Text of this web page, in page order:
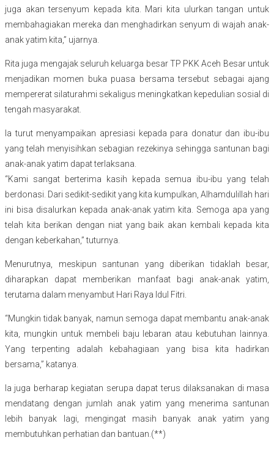
juga akan tersenyum kepada kita. Mari kita ulurkan tangan untuk
membahagiakan mereka dan menghadirkan senyum di wajah anak-
anak yatim kita,” ujarnya.
Rita juga mengajak seluruh keluarga besar TP PKK Aceh Besar untuk
menjadikan momen buka puasa bersama tersebut sebagai ajang
mempererat silaturahmi sekaligus meningkatkan kepedulian sosial di
tengah masyarakat.
Ia turut menyampaikan apresiasi kepada para donatur dan ibu-ibu
yang telah menyisihkan sebagian rezekinya sehingga santunan bagi
anak-anak yatim dapat terlaksana.
“Kami sangat berterima kasih kepada semua ibu-ibu yang telah
berdonasi. Dari sedikit-sedikit yang kita kumpulkan, Alhamdulillah hari
ini bisa disalurkan kepada anak-anak yatim kita. Semoga apa yang
telah kita berikan dengan niat yang baik akan kembali kepada kita
dengan keberkahan,” tuturnya.
Menurutnya, meskipun santunan yang diberikan tidaklah besar,
diharapkan dapat memberikan manfaat bagi anak-anak yatim,
terutama dalam menyambut Hari Raya Idul Fitri.
“Mungkin tidak banyak, namun semoga dapat membantu anak-anak
kita, mungkin untuk membeli baju lebaran atau kebutuhan lainnya.
Yang terpenting adalah kebahagiaan yang bisa kita hadirkan
bersama,” katanya.
Ia juga berharap kegiatan serupa dapat terus dilaksanakan di masa
mendatang dengan jumlah anak yatim yang menerima santunan
lebih banyak lagi, mengingat masih banyak anak yatim yang
membutuhkan perhatian dan bantuan.(**)